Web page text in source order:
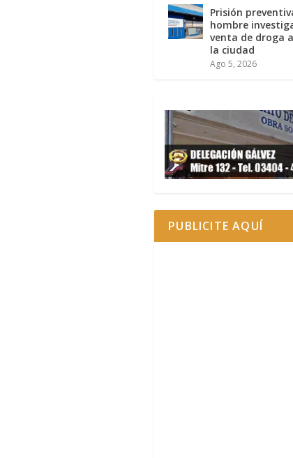
Prisión
hombre
venta de droga
la ciudad
Ago 5, 2026
PUBLICITE AQUÍ